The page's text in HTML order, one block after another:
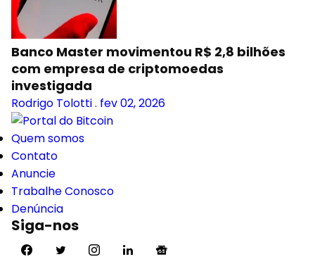
Banco Master movimentou R$ 2,8 bilhões
com empresa de criptomoedas
investigada
Rodrigo Tolotti. fev 02, 2026
Quem somos
Contato
Anuncie
Trabalhe Conosco
Denúncia
Siga-nos